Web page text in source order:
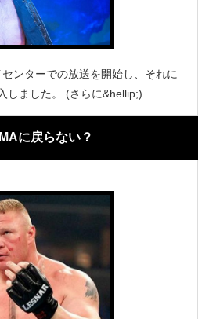
ンターでの放送を開始し、それに
しました。 (さらに&hellip;)
に戻らない？